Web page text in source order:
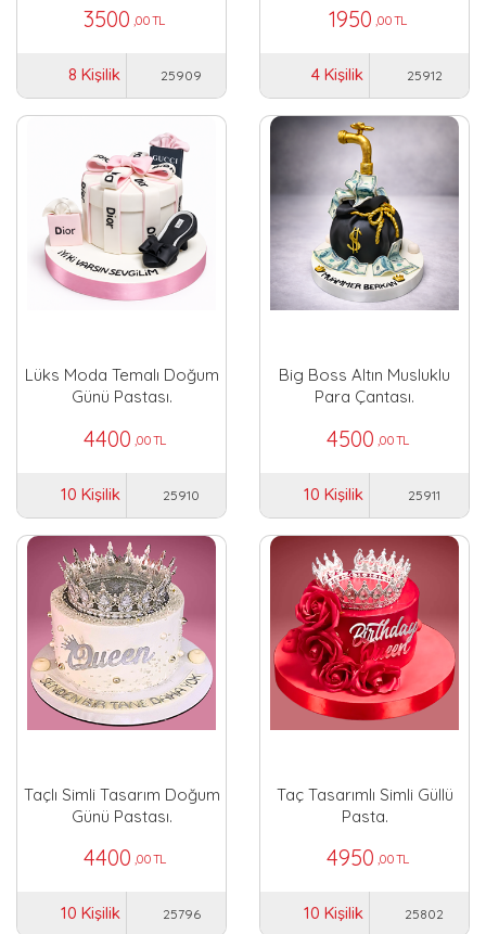
3500 ,00 TL
8 Kişilik 25909
1950 ,00 TL
4 Kişilik 25912
Lüks Moda Temalı Doğum
Günü Pastası.
4400 ,00 TL
10 Kişilik 25910
Big Boss Altın Musluklu
Para Çantası.
4500 ,00 TL
10 Kişilik 25911
Taçlı Simli Tasarım Doğum
Günü Pastası.
4400 ,00 TL
10 Kişilik 25796
Taç Tasarımlı Simli Güllü
Pasta.
4950 ,00 TL
10 Kişilik 25802